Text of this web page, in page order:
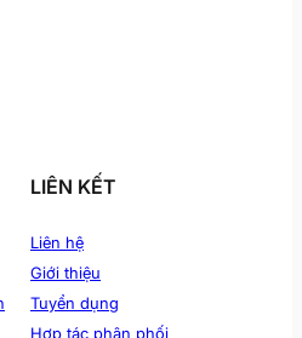
LIÊN KẾT
Liên hệ
Giới thiệu
Tuyển dụng
Hợp tác phân phối